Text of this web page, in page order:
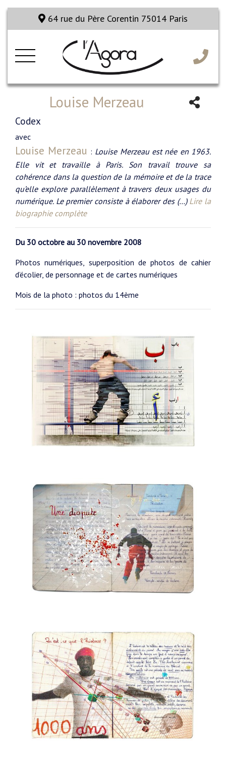
64 rue du Père Corentin 75014 Paris
Louise Merzeau
Codex
avec
Louise Merzeau : Louise Merzeau est née en 1963.
Elle vit et travaille à Paris. Son travail trouve sa
cohérence dans la question de la mémoire et de la trace
qu’elle explore parallèlement à travers deux usages du
numérique. Le premier consiste à élaborer des (…) Lire la
biographie complète
Du 30 octobre au 30 novembre 2008
Photos numériques, superposition de photos de cahier
d’écolier, de personnage et de cartes numériques
Mois de la photo : photos du 14ème